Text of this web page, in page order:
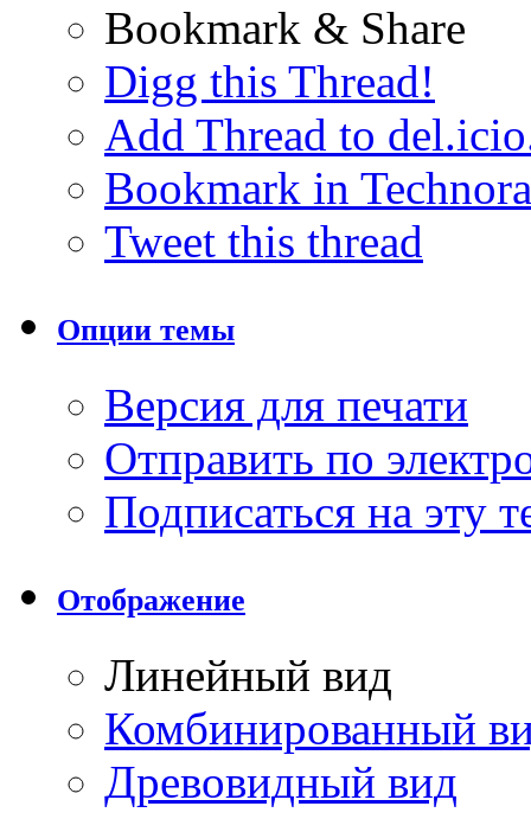
Bookmark & Share
Digg this Thread!
Add Thread to
Bookmark in
Tweet this thread
Опции темы
Версия для печати
Отправить по
Подписаться на эту
Отображение
Линейный вид
Комбинированный
Древовидный вид